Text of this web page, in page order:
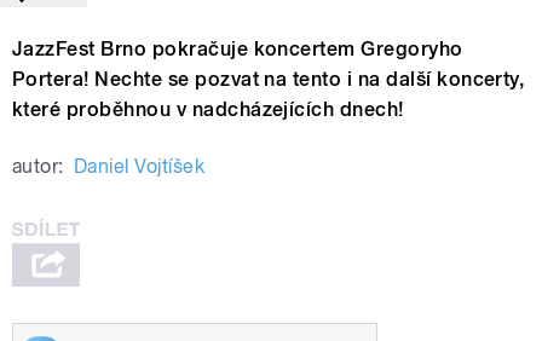
JazzFest Brno pokračuje koncertem Gregoryho
Portera! Nechte se pozvat na tento i na další koncerty,
které proběhnou v nadcházejících dnech!
autor: Daniel Vojtíšek